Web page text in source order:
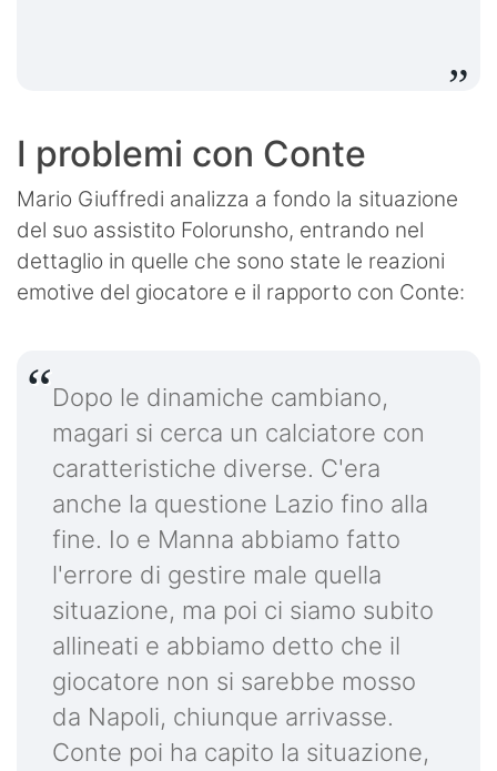
I problemi con Conte
Mario Giuffredi analizza a fondo la situazione
del suo assistito Folorunsho, entrando nel
dettaglio in quelle che sono state le reazioni
emotive del giocatore e il rapporto con Conte:
Dopo le dinamiche cambiano,
magari si cerca un calciatore con
caratteristiche diverse. C'era
anche la questione Lazio fino alla
fine. Io e Manna abbiamo fatto
l'errore di gestire male quella
situazione, ma poi ci siamo subito
allineati e abbiamo detto che il
giocatore non si sarebbe mosso
da Napoli, chiunque arrivasse.
Conte poi ha capito la situazione,